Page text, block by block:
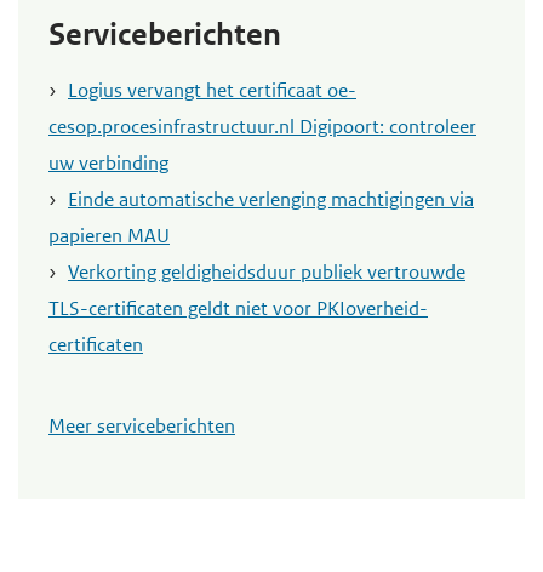
Serviceberichten
Logius vervangt het certificaat oe-
cesop.procesinfrastructuur.nl Digipoort: controleer
uw verbinding
Einde automatische verlenging machtigingen via
papieren MAU
Verkorting geldigheidsduur publiek vertrouwde
TLS-certificaten geldt niet voor PKIoverheid-
certificaten
Meer serviceberichten